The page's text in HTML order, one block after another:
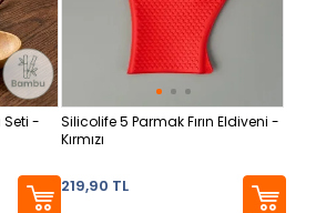
Seti -
Silicolife 5 Parmak Fırın Eldiveni -
Kırmızı
219,90 TL